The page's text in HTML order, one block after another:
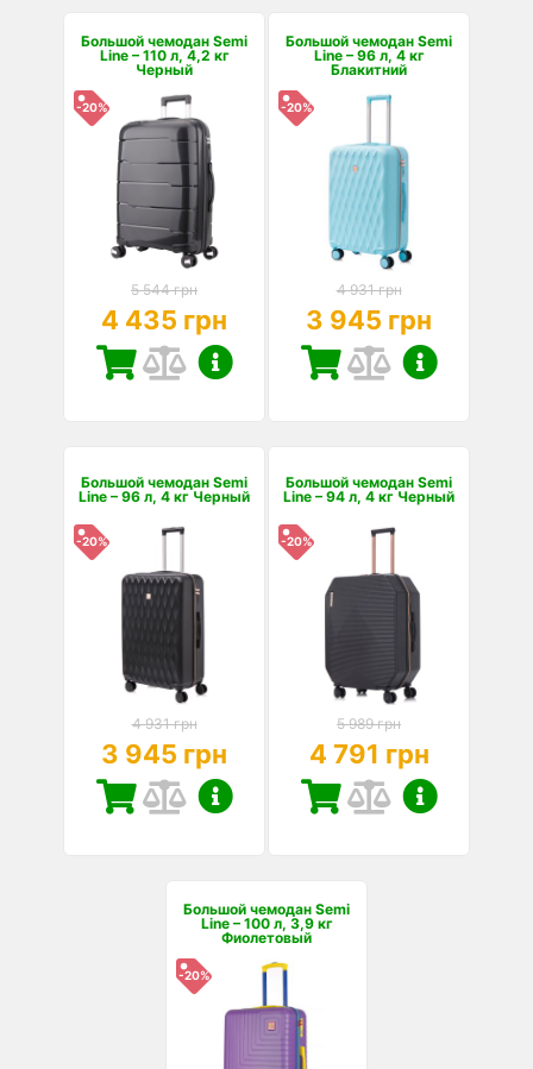
Большой чемодан Semi
Line – 110 л, 4,2 кг
Черный
-20%
5 544 грн
4 435 грн
Большой чемодан Semi
Line – 96 л, 4 кг
Блакитний
-20%
4 931 грн
3 945 грн
Большой чемодан Semi
Line – 96 л, 4 кг Черный
-20%
4 931 грн
3 945 грн
Большой чемодан Semi
Line – 94 л, 4 кг Черный
-20%
5 989 грн
4 791 грн
Большой чемодан Semi
Line – 100 л, 3,9 кг
Фиолетовый
-20%